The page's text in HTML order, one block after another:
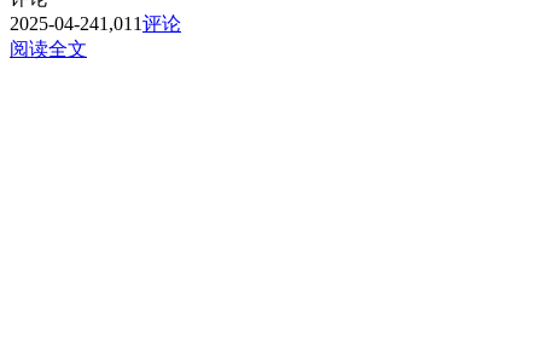
2025-04-241,011评论
阅读全文